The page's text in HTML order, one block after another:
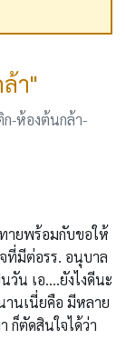
า"
ก-ห้องต้นกล้า-
ายพร้อมกับขอให้
ที่มีต่อรร. อนุบาล
น เอ....ยังไงดีนะ
านเนี่ยคือ มีหลาย
ก็ตัดสินใจได้ว่า